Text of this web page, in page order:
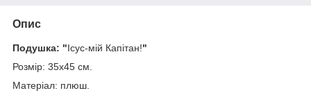
Опис
Подушка: "Ісус-мій Капітан!"
Розмір: 35х45 см.
Матеріал: плюш.